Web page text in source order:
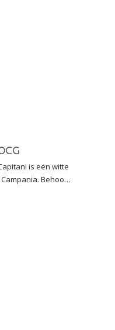
is een witte
Behoort
van Napoli.